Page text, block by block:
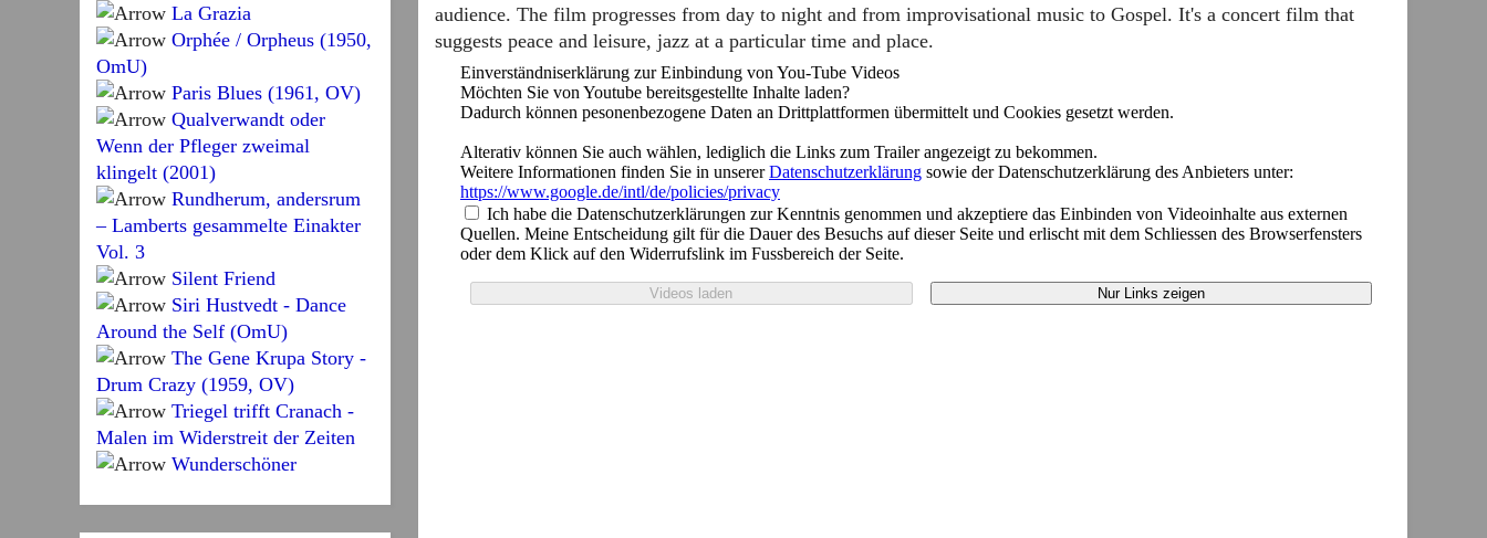
La Grazia
Orphée / Orpheus (1950,
OmU)
Paris Blues (1961, OV)
Qualverwandt oder
Wenn der Pfleger zweimal
klingelt (2001)
Rundherum, andersrum
– Lamberts gesammelte Einakter
Vol. 3
Silent Friend
Siri Hustvedt - Dance
Around the Self (OmU)
The Gene Krupa Story -
Drum Crazy (1959, OV)
Triegel trifft Cranach -
Malen im Widerstreit der Zeiten
Wunderschöner
audience. The film progresses from day to night and from improvisational music to Gospel. It's a concert film that
suggests peace and leisure, jazz at a particular time and place.